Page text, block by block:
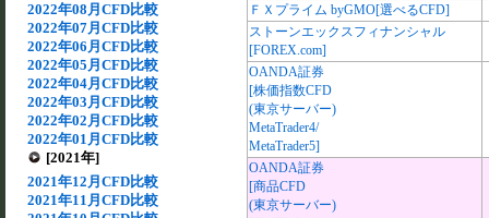
2022年08月CFD比較
2022年07月CFD比較
2022年06月CFD比較
2022年05月CFD比較
2022年04月CFD比較
2022年03月CFD比較
2022年02月CFD比較
2022年01月CFD比較
[2021年]
2021年12月CFD比較
2021年11月CFD比較
ＦＸプライム byGMO[選べるCFD]
ストーンエックスフィナンシャル
[FOREX.com]
OANDA証券
[株価指数CFD
(東京サーバー)
MetaTrader4/
MetaTrader5]
OANDA証券
[商品CFD
(東京サーバー)